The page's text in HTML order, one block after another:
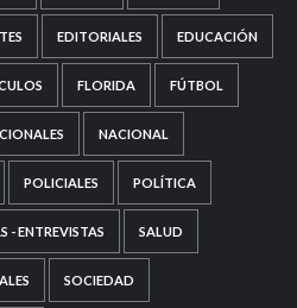
EDITORIALES EDUCACIÓN
FLORIDA FÚTBOL
NACIONAL
POLICIALES POLÍTICA
- ENTREVISTAS SALUD
SOCIEDAD